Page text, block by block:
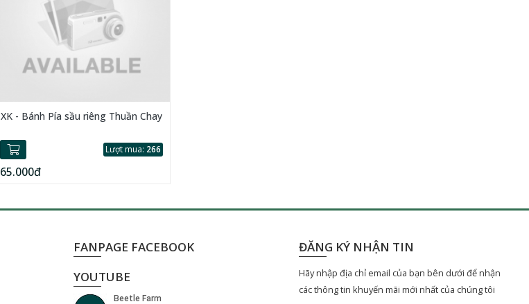
XK - Bánh Pía sầu riêng Thuần Chay
Lượt mua: 266
65.000đ
FANPAGE FACEBOOK
YOUTUBE
ĐĂNG KÝ NHẬN TIN
Hãy nhập địa chỉ email của bạn bên dưới để nhận
các thông tin khuyến mãi mới nhất của chúng tôi